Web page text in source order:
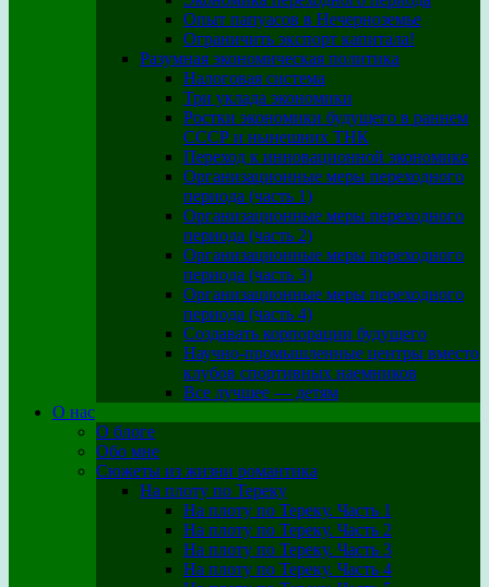
Опыт папуасов в Нечерноземье
Ограничить экспорт капитала!
Разумная экономическая политика
Налоговая система
Три уклада экономики
Ростки экономики будущего в раннем
СССР и нынешних ТНК
Переход к инновационной экономике
Организационные меры переходного
периода (часть 1)
Организационные меры переходного
периода (часть 2)
Организационные меры переходного
периода (часть 3)
Организационные меры переходного
периода (часть 4)
Создавать корпорации будущего
Научно-промышленные центры вместо
клубов спортивных наемников
Все лучшее — детям
О нас
О блоге
Обо мне
Сюжеты из жизни романтика
На плоту по Тереку
На плоту по Тереку. Часть 1
На плоту по Тереку. Часть 2
На плоту по Тереку. Часть 3
На плоту по Тереку. Часть 4